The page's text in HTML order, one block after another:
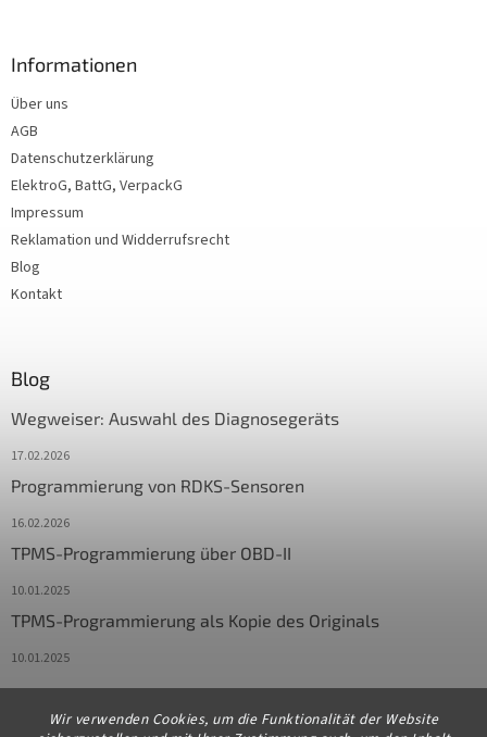
Wir verwenden Cookies, um die Funktionalität der Website
Informationen
Über uns
AGB
Datenschutzerklärung
ElektroG, BattG, VerpackG
Impressum
Reklamation und Widderrufsrecht
Blog
Kontakt
Blog
Wegweiser: Auswahl des Diagnosegeräts
17.02.2026
Programmierung von RDKS-Sensoren
16.02.2026
TPMS-Programmierung über OBD-II
10.01.2025
TPMS-Programmierung als Kopie des Originals
10.01.2025
Kontakt